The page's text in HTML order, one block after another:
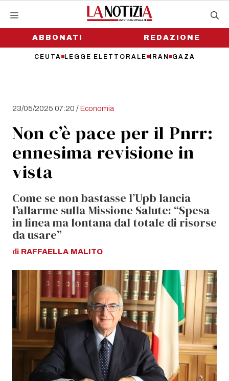
contenutoABBONATI
CEUTA LEGGE ELETTORALE IRAN GAZA
REDAZIONE
23/05/2025 07:20 /Economia
Non c’è pace per il Pnrr:
ennesima revisione in
vista
Come se non bastasse l’Upb lancia
l’allarme sulla Missione Salute: “Spesa
in linea ma lontana dal totale di risorse
da usare”
di RAFFAELLA MALITO